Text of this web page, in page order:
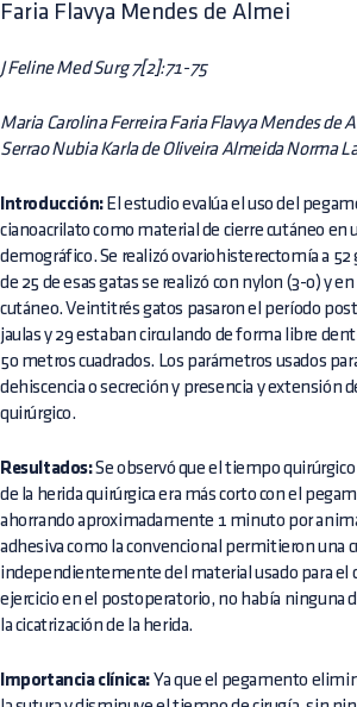
Faria Flavya Mendes de Almei
J Feline Med Surg 7[2]:71-75
Maria Carolina Ferreira Faria Flavya Mendes de
Serrao Nubia Karla de Oliveira Almeida Norma
Introducción:El estudio evalúa el uso del
cianoacrilato como material de cierre cutáneo en
demográfico. Se realizó ovariohisterectomía a 52
de 25 de esas gatas se realizó con nylon (3-0) y
cutáneo. Veintitrés gatos pasaron el período
jaulas y 29 estaban circulando de forma libre
50 metros cuadrados. Los parámetros usados
dehiscencia o secreción y presencia y extensión
quirúrgico.
Resultados:Se observó que el tiempo quirúrgico
de la herida quirúrgica era más corto con el
ahorrando aproximadamente 1 minuto por
adhesiva como la convencional permitieron una
independientemente del material usado para el
ejercicio en el postoperatorio, no había ninguna
la cicatrización de la herida.
Importancia clínica: Ya que el pegamento